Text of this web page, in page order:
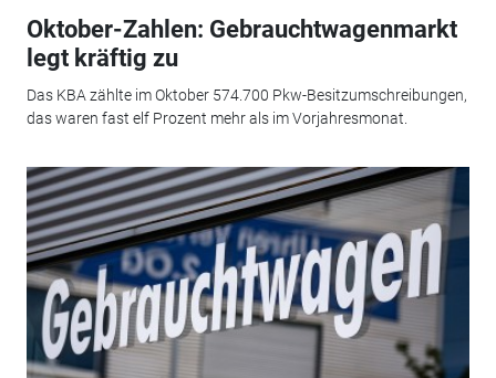
Oktober-Zahlen: Gebrauchtwagenmarkt
legt kräftig zu
Das KBA zählte im Oktober 574.700 Pkw-Besitzumschreibungen,
das waren fast elf Prozent mehr als im Vorjahresmonat.